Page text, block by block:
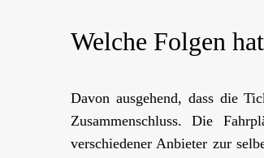
Welche Folgen
Davon ausgehend, dass die
Zusammenschluss. Die
verschiedener Anbieter zur